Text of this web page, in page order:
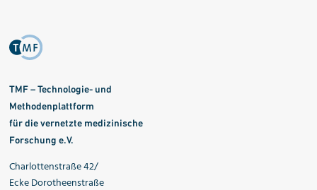
TMF – Technologie- und
Methodenplattform
für die vernetzte medizinische
Forschung e.V.
Charlottenstraße 42/
Ecke Dorotheenstraße